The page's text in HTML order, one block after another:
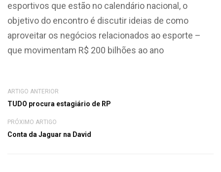
esportivos que estão no calendário nacional, o
objetivo do encontro é discutir ideias de como
aproveitar os negócios relacionados ao esporte –
que movimentam R$ 200 bilhões ao ano
ARTIGO ANTERIOR
TUDO procura estagiário de RP
PRÓXIMO ARTIGO
Conta da Jaguar na David